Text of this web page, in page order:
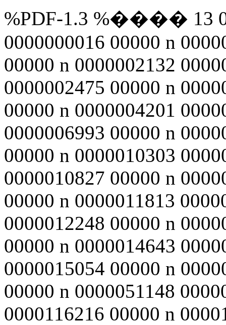
%PDF-1.3 %���� 13 0
0000000016 00000 n
00000 n 0000002132
0000002475 00000 n
00000 n 0000004201
0000006993 00000 n
00000 n 0000010303
0000010827 00000 n
00000 n 0000011813
0000012248 00000 n
00000 n 0000014643
0000015054 00000 n
00000 n 0000051148
0000116216 00000 n